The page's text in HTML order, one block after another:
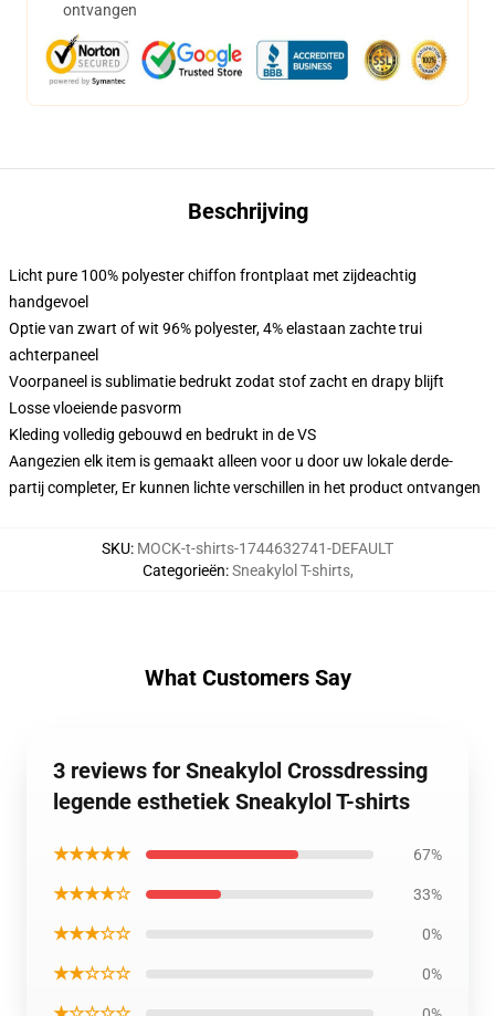
ontvangen
Beschrijving
Licht pure 100% polyester chiffon frontplaat met zijdeachtig
handgevoel
Optie van zwart of wit 96% polyester, 4% elastaan zachte trui
achterpaneel
Voorpaneel is sublimatie bedrukt zodat stof zacht en drapy blijft
Losse vloeiende pasvorm
Kleding volledig gebouwd en bedrukt in de VS
Aangezien elk item is gemaakt alleen voor u door uw lokale derde-
partij completer, Er kunnen lichte verschillen in het product ontvangen
SKU: MOCK-t-shirts-1744632741-DEFAULT
Categorieën:Sneakylol T-shirts,
What Customers Say
3 reviews for Sneakylol Crossdressing
legende esthetiek Sneakylol T-shirts
★★★★★ 67%
★★★★☆ 33%
★★★☆☆ 0%
★★☆☆☆ 0%